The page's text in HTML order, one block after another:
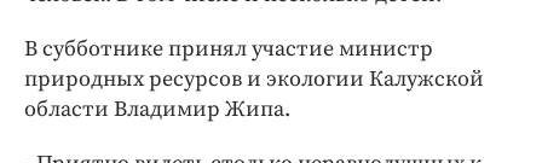
Интересное чтиво
Клиника года
Бренд года
Работодатель года
В субботнике принял участие министр
природных ресурсов и экологии Калужской
области Владимир Жипа.